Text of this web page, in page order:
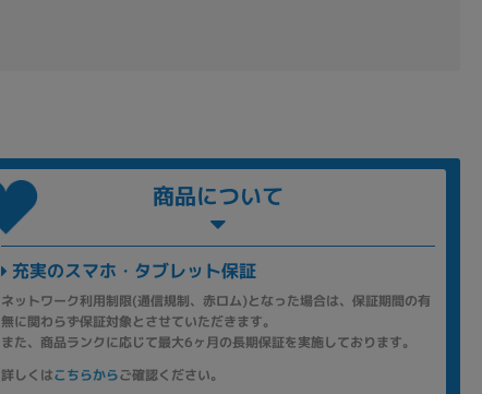
商品について
充実のスマホ・タブレット保証
ネットワーク利用制限(通信規制、赤ロム)となった場合は、保証期間の有
無に関わらず保証対象とさせていただきます。
また、商品ランクに応じて最大6ヶ月の長期保証を実施しております。
詳しくはこちらからご確認ください。